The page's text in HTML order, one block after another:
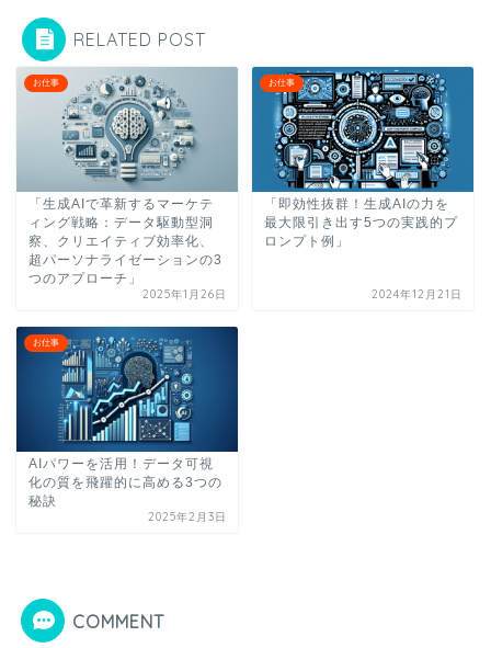
RELATED POST
お仕事
「生成AIで革新するマーケテ
ィング戦略：データ駆動型洞
察、クリエイティブ効率化、
超パーソナライゼーションの3
つのアプローチ」
2025年1月26日
お仕事
「即効性抜群！生成AIの力を
最大限引き出す5つの実践的プ
ロンプト例」
2024年12月21日
お仕事
AIパワーを活用！データ可視
化の質を飛躍的に高める3つの
秘訣
2025年2月3日
COMMENT